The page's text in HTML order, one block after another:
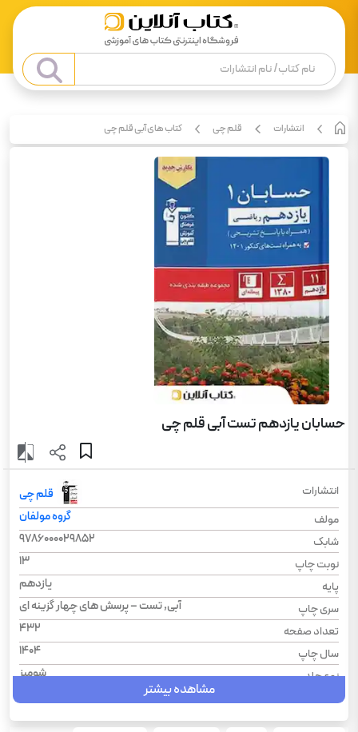
انتشارات قلم چی کتاب های آبی قلم چی
حسابان یازدهم تست آبی قلم چی
انتشارات
قلم چی
مولف
گروه مولفان
شابک
9786000029852
نوبت چاپ
13
پایه
یازدهم
سری چاپ
آبی, تست – پرسش های چهار گزینه ای
تعداد صفحه
432
سال چاپ
1404
نوع جلد
شومیز
قطع
رحلی
مشاهده بیشتر